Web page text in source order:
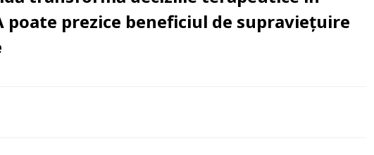
poate prezice beneficiul de supraviețuire